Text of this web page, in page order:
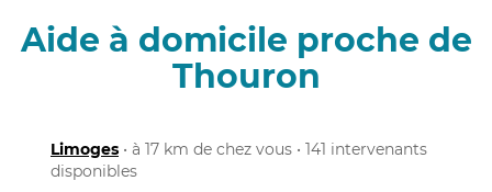
Aide à domicile proche de
Thouron
Limoges • à 17 km de chez vous • 141 intervenants
disponibles